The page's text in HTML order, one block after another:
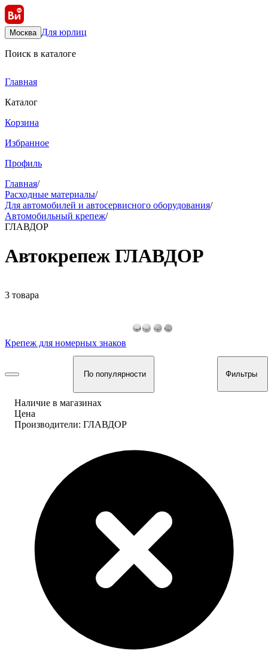
Москва Для юрлиц
Поиск в каталоге
Главная
Каталог
Корзина
Избранное
Профиль
Главная/
Расходные материалы/
Для автомобилей и автосервисного оборудования/
Автомобильный крепеж/
ГЛАВДОР
Автокрепеж ГЛАВДОР
3 товара
Крепеж для номерных знаков
По популярности Фильтры
Наличие в магазинах
Цена
Производители: ГЛАВДОР